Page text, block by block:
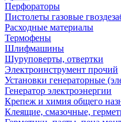
Перфораторы
Пистолеты газовые
Расходные материалы
Термофены
Шлифмашины
Шуруповерты, отвертки
Электроинструмент прочий
Установки генераторные
Генератор электроэнергии
Крепеж и химия общего
Клеящие, смазочные,